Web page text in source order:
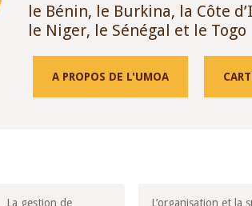
le Bénin, le Burkina, la Côte
le Niger, le Sénégal et le Togo
A PROPOS DE L'UMOA
La gestion de
L’organisation et la